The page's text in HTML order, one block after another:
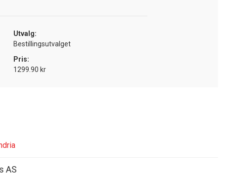
Utvalg:
Bestillingsutvalget
Pris:
1299.90 kr
AS